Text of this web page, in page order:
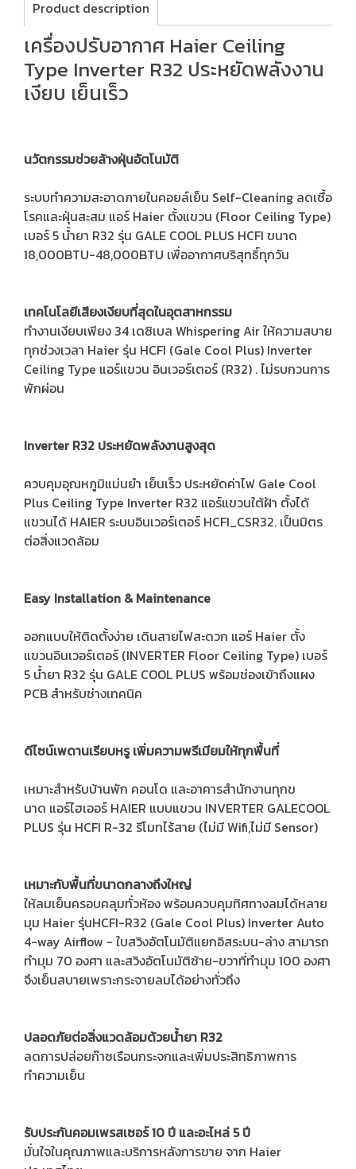
Product description
เครื่องปรับอากาศ Haier Ceiling
Type Inverter R32 ประหยัดพลังงาน
เงียบ เย็นเร็ว
นวัตกรรมช่วยล้างฝุ่นอัตโนมัติ
ระบบทำความสะอาดภายในคอยล์เย็น Self-Cleaning ลดเชื้อ
โรคและฝุ่นสะสม แอร์ Haier ตั้งแขวน (Floor Ceiling Type)
เบอร์ 5 น้ำยา R32 รุ่น GALE COOL PLUS HCFI ขนาด
18,000BTU-48,000BTU เพื่ออากาศบริสุทธิ์ทุกวัน
เทคโนโลยีเสียงเงียบที่สุดในอุตสาหกรรม
ทำงานเงียบเพียง 34 เดซิเบล Whispering Air ให้ความสบาย
ทุกช่วงเวลา Haier รุ่น HCFI (Gale Cool Plus) Inverter
Ceiling Type แอร์แขวน อินเวอร์เตอร์ (R32) . ไม่รบกวนการ
พักผ่อน
Inverter R32 ประหยัดพลังงานสูงสุด
ควบคุมอุณหภูมิแม่นยำ เย็นเร็ว ประหยัดค่าไฟ Gale Cool
Plus Ceiling Type Inverter R32 แอร์แขวนใต้ฝ้า ตั้งได้
แขวนได้ HAIER ระบบอินเวอร์เตอร์ HCFI_CSR32. เป็นมิตร
ต่อสิ่งแวดล้อม
Easy Installation & Maintenance
ออกแบบให้ติดตั้งง่าย เดินสายไฟสะดวก แอร์ Haier ตั้ง
แขวนอินเวอร์เตอร์ (INVERTER Floor Ceiling Type) เบอร์
5 น้ำยา R32 รุ่น GALE COOL PLUS พร้อมช่องเข้าถึงแผง
PCB สำหรับช่างเทคนิค
ดีไซน์เพดานเรียบหรู เพิ่มความพรีเมียมให้ทุกพื้นที่
เหมาะสำหรับบ้านพัก คอนโด และอาคารสำนักงานทุกข
นาด แอร์ไฮเออร์ HAIER แบบแขวน INVERTER GALECOOL
PLUS รุ่น HCFI R-32 รีโมทไร้สาย (ไม่มี Wifi,ไม่มี Sensor)
เหมาะกับพื้นที่ขนาดกลางถึงใหญ่
ให้ลมเย็นครอบคลุมทั่วห้อง พร้อมควบคุมทิศทางลมได้หลาย
มุม Haier รุ่นHCFI-R32 (Gale Cool Plus) Inverter Auto
4-way Airflow - ใบสวิงอัตโนมัติแยกอิสระบน-ล่าง สามารถ
ทำมุม 70 องศา และสวิงอัตโนมัติซ้าย-ขวาที่ทำมุม 100 องศา
จึงเย็นสบายเพราะกระจายลมได้อย่างทั่วถึง
ปลอดภัยต่อสิ่งแวดล้อมด้วยน้ำยา R32
ลดการปล่อยก๊าซเรือนกระจกและเพิ่มประสิทธิภาพการ
ทำความเย็น
รับประกันคอมเพรสเซอร์ 10 ปี และอะไหล่ 5 ปี
มั่นใจในคุณภาพและบริการหลังการขาย จาก Haier